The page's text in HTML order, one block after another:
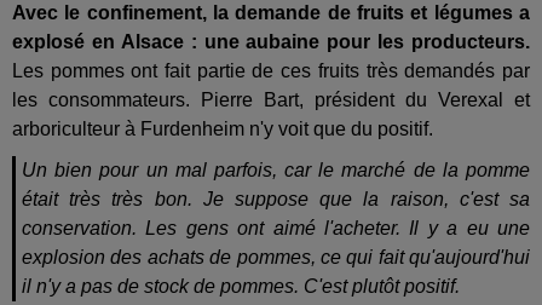
Avec le confinement, la demande de fruits et légumes a
explosé en Alsace : une aubaine pour les producteurs.
Les pommes ont fait partie de ces fruits très demandés par
les consommateurs. Pierre Bart, président du Verexal et
arboriculteur à Furdenheim n'y voit que du positif.
Un bien pour un mal parfois, car le marché de la pomme
était très très bon. Je suppose que la raison, c'est sa
conservation. Les gens ont aimé l'acheter. Il y a eu une
explosion des achats de pommes, ce qui fait qu'aujourd'hui
il n'y a pas de stock de pommes. C'est plutôt positif.